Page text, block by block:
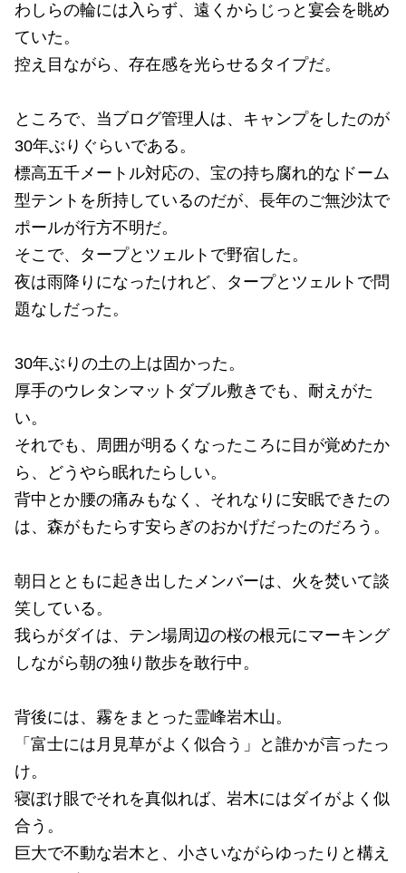
わしらの輪には入らず、遠くからじっと宴会を眺め
ていた。
控え目ながら、存在感を光らせるタイプだ。
ところで、当ブログ管理人は、キャンプをしたのが
30年ぶりぐらいである。
標高五千メートル対応の、宝の持ち腐れ的なドーム
型テントを所持しているのだが、長年のご無沙汰で
ポールが行方不明だ。
そこで、タープとツェルトで野宿した。
夜は雨降りになったけれど、タープとツェルトで問
題なしだった。
30年ぶりの土の上は固かった。
厚手のウレタンマットダブル敷きでも、耐えがた
い。
それでも、周囲が明るくなったころに目が覚めたか
ら、どうやら眠れたらしい。
背中とか腰の痛みもなく、それなりに安眠できたの
は、森がもたらす安らぎのおかげだったのだろう。
朝日とともに起き出したメンバーは、火を焚いて談
笑している。
我らがダイは、テン場周辺の桜の根元にマーキング
しながら朝の独り散歩を敢行中。
背後には、霧をまとった霊峰岩木山。
「富士には月見草がよく似合う」と誰かが言ったっ
け。
寝ぼけ眼でそれを真似れば、岩木にはダイがよく似
合う。
巨大で不動な岩木と、小さいながらゆったりと構え